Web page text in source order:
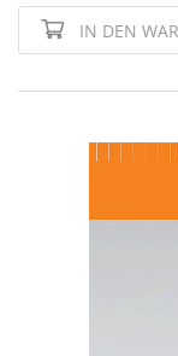
IN DEN